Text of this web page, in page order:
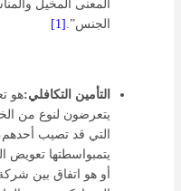
المعنى المخيل
الجنس”. [1]
التأمين التكافلي:هو
يتعرضون لنوع من
التي قد تصيب
يتمبواسطتها تعويض
أو هو اتفاق بين شركة